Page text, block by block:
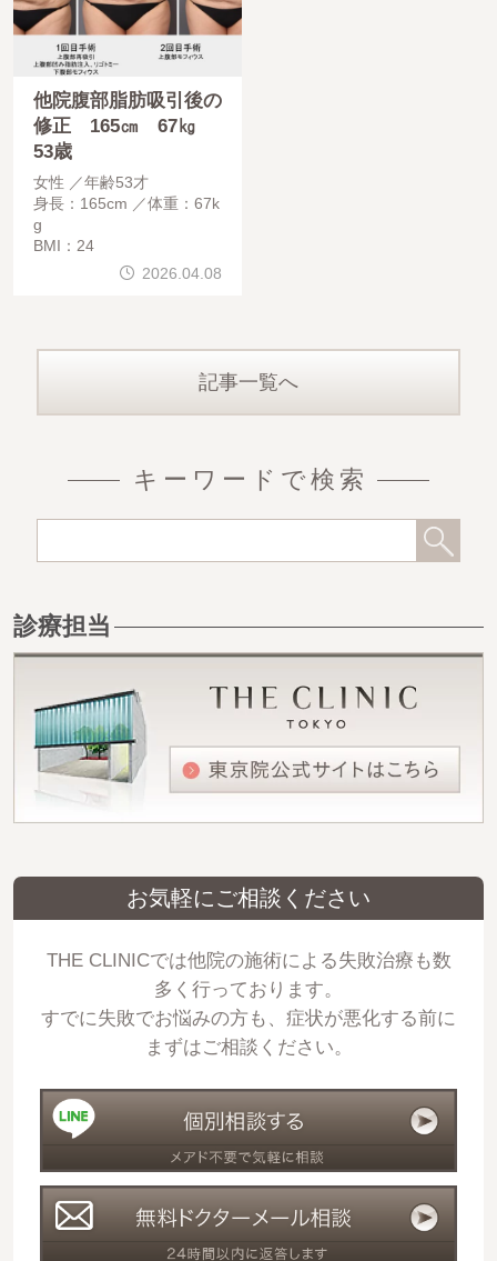
他院腹部脂肪吸引後の
修正 165㎝ 67㎏
53歳
女性
年齢53才
身長：165cm
体重：67k
g
BMI：24
2026.04.08
記事一覧へ
キーワードで検索
診療担当
お気軽にご相談ください
THE CLINICでは他院の施術による失敗治療も数
多く行っております。
すでに失敗でお悩みの方も、症状が悪化する前に
まずはご相談ください。